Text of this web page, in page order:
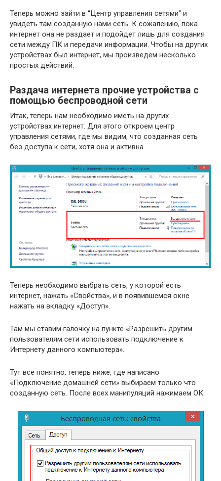
Теперь можно зайти в “Центр управления сетями” и
увидеть там созданную нами сеть. К сожалению, пока
интернет она не раздает и подойдет лишь для создания
сети между ПК и передачи информации. Чтобы на других
устройствах был интернет, мы произведем несколько
простых действий.
Раздача интернета прочие устройства с
помощью беспроводной сети
Итак, теперь нам необходимо иметь на других
устройствах интернет. Для этого откроем центр
управления сетями, где мы видим, что созданная сеть
без доступа к сети, хотя она и активна.
Теперь необходимо выбрать сеть, у которой есть
интернет, нажать «Свойства», и в появившемся окне
нажать на вкладку «Доступ».
Там мы ставим галочку на пункте «Разрешить другим
пользователям сети использовать подключение к
Интернету данного компьютера».
Тут все понятно, теперь ниже, где написано
«Подключение домашней сети» выбираем только что
созданную сеть. После всех манипуляций нажимаем ОК.